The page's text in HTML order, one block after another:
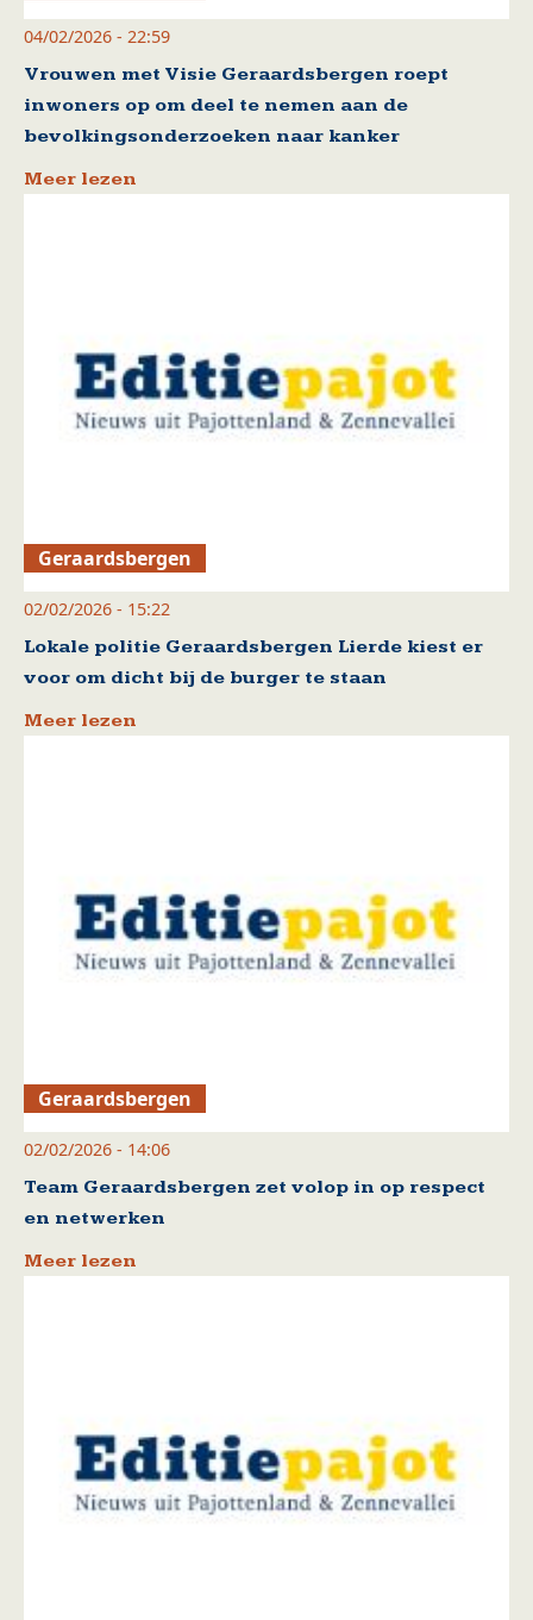
04/02/2026 - 22:59
Vrouwen met Visie Geraardsbergen roept
inwoners op om deel te nemen aan de
bevolkingsonderzoeken naar kanker
Meer lezen
Geraardsbergen
02/02/2026 - 15:22
Lokale politie Geraardsbergen Lierde kiest er
voor om dicht bij de burger te staan
Meer lezen
Geraardsbergen
02/02/2026 - 14:06
Team Geraardsbergen zet volop in op respect
en netwerken
Meer lezen